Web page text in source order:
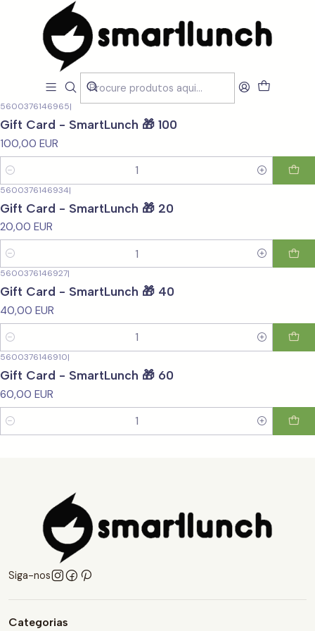
CARTÕES OFERTA
CARTÕES OFERTA
Filtros
5600376146965|
Gift Card - SmartLunch 🎁 100
100,00 EUR
Quantidade
5600376146934|
Gift Card - SmartLunch 🎁 20
20,00 EUR
Quantidade
5600376146927|
Gift Card - SmartLunch 🎁 40
40,00 EUR
Quantidade
5600376146910|
Gift Card - SmartLunch 🎁 60
60,00 EUR
Quantidade
Siga-nos
Categorias